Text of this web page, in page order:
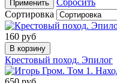
Применить
Сортировка
160 руб
В корзину
Крестовый поход. Эпилог